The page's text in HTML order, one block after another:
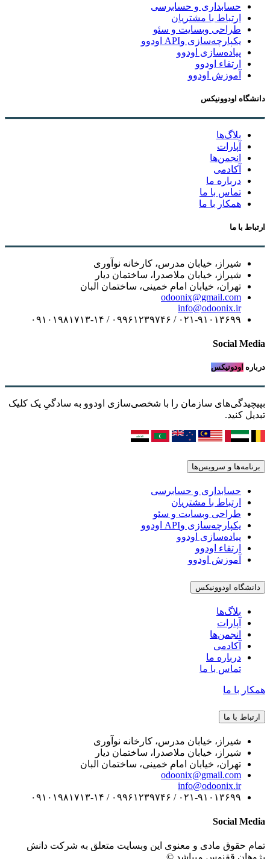
حسابداری و حسابرسی
ارتباط با مشتریان
طراحی وبسایت و سئو
یکپارچه‌سازی وAPI اودوو
پیاده‌سازی اودوو
ارتقاء اودوو
آموزش اودوو
دانشگاه اودوونیکس
بلاگ‌ها
آپارات
انجمن‌ها
آکادمی
درباره ما
تماس با ما
همکار با ما
ارتباط با ما
شیراز، خیابان مدرس، کارخانه نوآوری
شیراز، خیابان ملاصدرا، ساختمان دیار
تهران، خیابان امام خمینی، ساختمان البان
odoonix@gmail.com
info@odoonix.ir
۰۲۱-۹۱۰۱۳۶۹۹ / ۰۹۹۶۱۲۳۹۷۴۶ / ۰۹۱۰۱۹۸۱۷۱۳-۱۴
Social Media
درباره اودونیکس
بپیچیدگی‌های سازمان را با شخصی‌سازی اودوو به سادگیِ یک کلیک
تبدیل کنید.
برنامه‌ها و سرویس‌ها
حسابداری و حسابرسی
ارتباط با مشتریان
طراحی وبسایت و سئو
یکپارچه‌سازی وAPI اودوو
پیاده‌سازی اودوو
ارتقاء اودوو
آموزش اودوو
دانشگاه اودوونیکس
بلاگ‌ها
آپارات
انجمن‌ها
آکادمی
درباره ما
تماس با ما
همکار با ما
ارتباط با ما
شیراز، خیابان مدرس، کارخانه نوآوری
شیراز، خیابان ملاصدرا، ساختمان دیار
تهران، خیابان امام خمینی، ساختمان البان
odoonix@gmail.com
info@odoonix.ir
۰۲۱-۹۱۰۱۳۶۹۹ / ۰۹۹۶۱۲۳۹۷۴۶ / ۰۹۱۰۱۹۸۱۷۱۳-۱۴
Social Media
تمام حقوق مادی و معنوی این وبسایت متعلق به شرکت دانش
پژوهان ققنوس میباشد ©